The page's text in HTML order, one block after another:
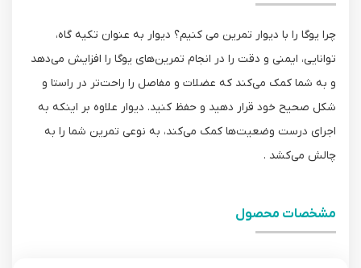
چرا یوگا را با دیوار تمرین می کنیم؟ دیوار به عنوان تکیه گاه،
توانایی، ایمنی و دقت را در انجام تمرین‌های یوگا را افزایش می‌دهد
و به شما کمک می‌کند که عضلات و مفاصل را راحت‌تر در راستا و
شکل صحیح خود قرار دهید و حفظ کنید. دیوار علاوه بر اینکه به
اجرای درست وضعیت‌ها کمک می‌کند، به نوعی تمرین شما را به
چالش می‌کشد .
مشخصات محصول